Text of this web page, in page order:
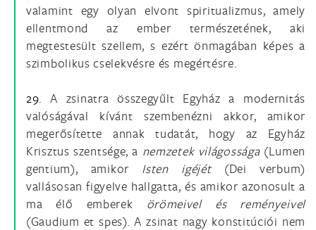
valamint egy olyan elvont spiritualizmus, amely
ellentmond az ember természetének, aki
megtestesült szellem, s ezért önmagában képes a
szimbolikus cselekvésre és megértésre.
29. A zsinatra összegyűlt Egyház a modernitás
valóságával kívánt szembenézni akkor, amikor
megerősítette annak tudatát, hogy az Egyház
Krisztus szentsége, a nemzetek világossága (Lumen
gentium), amikor Isten igéjét (Dei verbum)
vallásosan figyelve hallgatta, és amikor azonosult a
ma élő emberek örömeivel és reményeivel
(Gaudium et spes). A zsinat nagy konstitúciói nem